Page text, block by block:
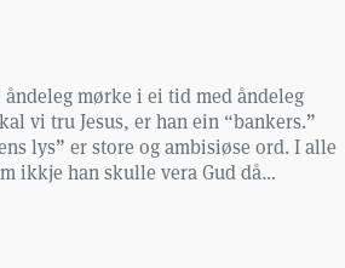
mørke i ei tid med åndeleg
vi tru Jesus, er han ein “bankers.”
lys” er store og ambisiøse ord. I alle
ikkje han skulle vera Gud då…